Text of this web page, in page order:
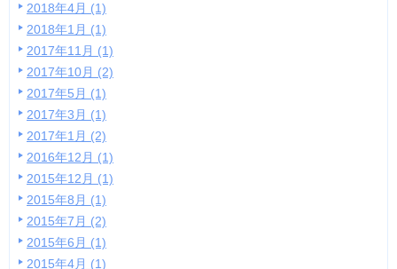
2018年4月 (1)
2018年1月 (1)
2017年11月 (1)
2017年10月 (2)
2017年5月 (1)
2017年3月 (1)
2017年1月 (2)
2016年12月 (1)
2015年12月 (1)
2015年8月 (1)
2015年7月 (2)
2015年6月 (1)
2015年4月 (1)